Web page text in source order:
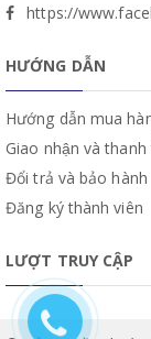
https://
HƯỚNG DẪN
Hướng dẫn mua
Giao nhận và
Đổi trả và bảo hành
Đăng ký thành viên
LƯỢT TRUY CẬP